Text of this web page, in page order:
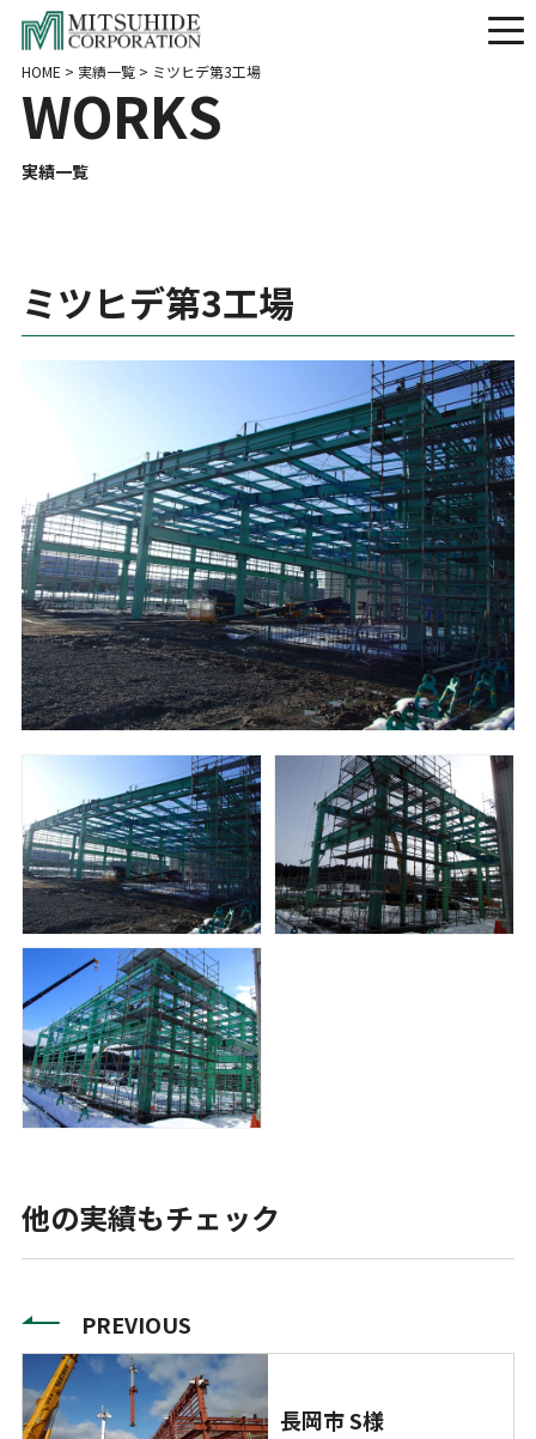
HOME > 実績一覧 > ミツヒデ第3工場
WORKS
実績一覧
ミツヒデ第3工場
他の実績もチェック
PREVIOUS
長岡市 S様